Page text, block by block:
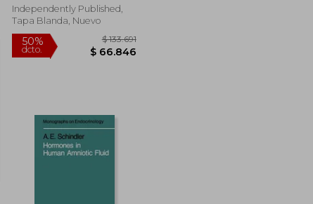
Independently Published,
Tapa Blanda, Nuevo